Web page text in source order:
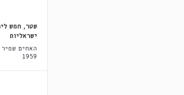
שטר, חמש
ישראליות
האחים שמיר
1959